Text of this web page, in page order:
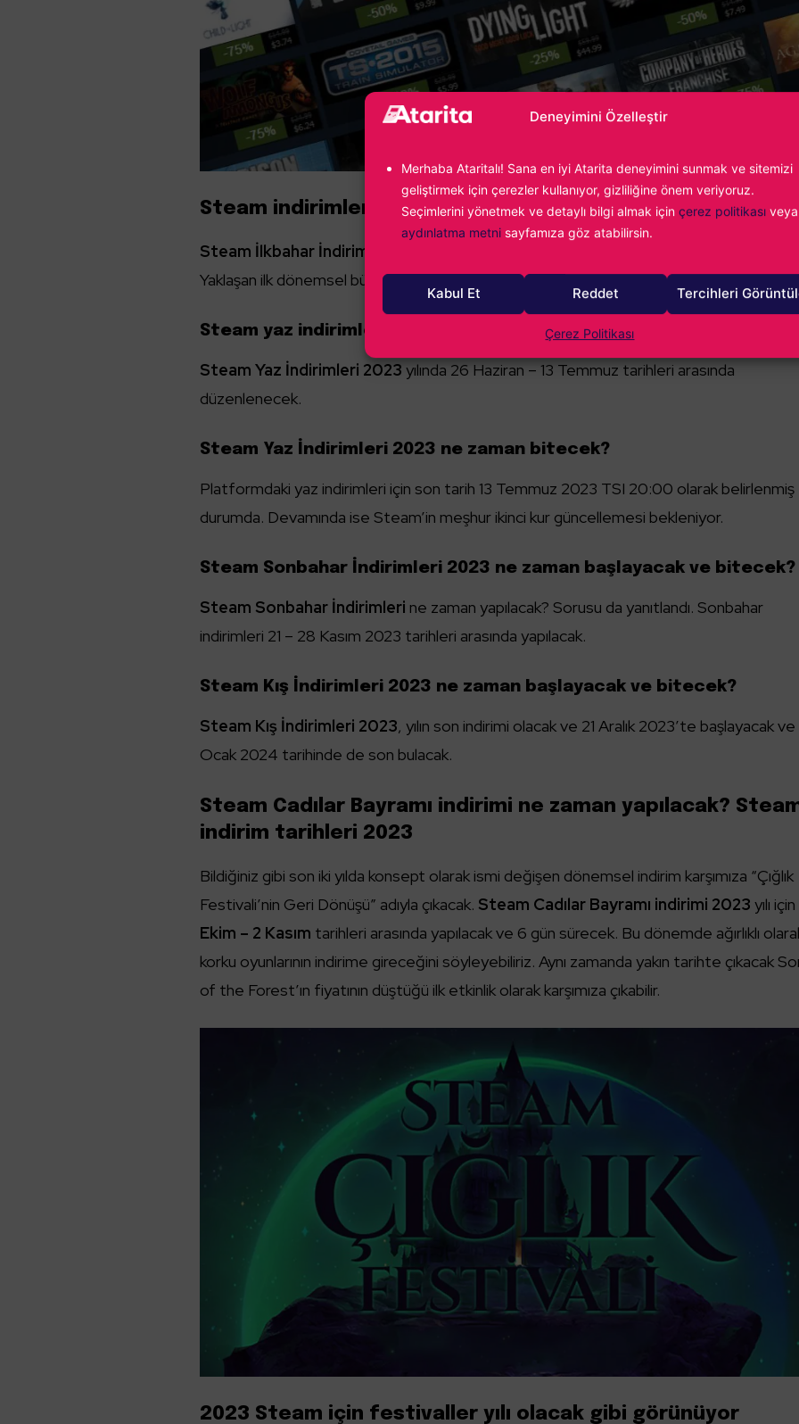
Deneyimini Özelleştir
Merhaba Ataritalı! Sana en iyi Atarita deneyimini sunmak ve sitemizi
geliştirmek için çerezler kullanıyor, gizliliğine önem veriyoruz.
Seçimlerini yönetmek ve detaylı bilgi almak için çerez politikası veya
aydınlatma metni sayfamıza göz atabilirsin.
Kabul Et Reddet Tercihleri
Çerez Politikası
Steam indirimleri ne zaman başlayacak?
Steam İlkbahar İndirimleri
Yaklaşan ilk dönemsel büyük indirim süreci bu olacak.
Steam yaz indirimleri 2023
Steam Yaz İndirimleri 2023 yılında 26 Haziran – 13 Temmuz tarihleri arasında
düzenlenecek.
Steam Yaz İndirimleri 2023 ne zaman bitecek?
Platformdaki yaz indirimleri için son tarih 13 Temmuz 2023 TSI 20:00 olarak belirlenmiş
durumda. Devamında ise Steam’in meşhur ikinci kur güncellemesi bekleniyor.
Steam Sonbahar İndirimleri 2023 ne zaman başlayacak ve bitecek?
Steam Sonbahar İndirimleri ne zaman yapılacak? Sorusu da yanıtlandı. Sonbahar
indirimleri 21 – 28 Kasım 2023 tarihleri arasında yapılacak.
Steam Kış İndirimleri 2023 ne zaman başlayacak ve bitecek?
Steam Kış İndirimleri 2023, yılın son indirimi olacak ve 21 Aralık 2023’te başlayacak
Ocak 2024 tarihinde de son bulacak.
Steam Cadılar Bayramı indirimi ne zaman yapılacak?
indirim tarihleri 2023
Bildiğiniz gibi son iki yılda konsept olarak ismi değişen dönemsel indirim karşımıza “Çığlık
Festivali’nin Geri Dönüşü” adıyla çıkacak. Steam Cadılar Bayramı indirimi 2023 yılı için
Ekim – 2 Kasım tarihleri arasında yapılacak ve 6 gün sürecek. Bu dönemde ağırlıklı
korku oyunlarının indirime gireceğini söyleyebiliriz. Aynı zamanda yakın tarihte çıkacak
of the Forest’ın fiyatının düştüğü ilk etkinlik olarak karşımıza çıkabilir.
2023 Steam için festivaller yılı olacak gibi görünüyor